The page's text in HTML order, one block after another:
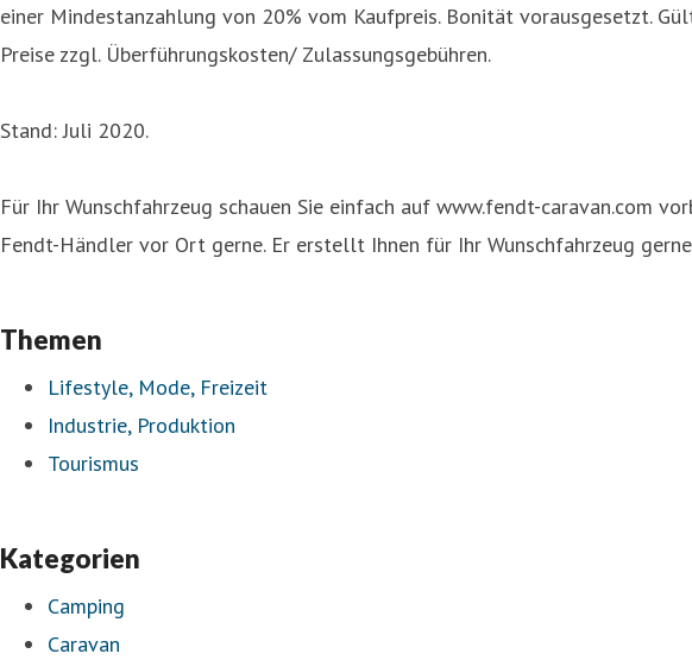
einer Mindestanzahlung von 20% vom Kaufpreis. Bonität vorausgesetzt.
Preise zzgl. Überführungskosten/ Zulassungsgebühren.
Stand: Juli 2020.
Für Ihr Wunschfahrzeug schauen Sie einfach auf www.fendt-caravan.com
Fendt-Händler vor Ort gerne. Er erstellt Ihnen für Ihr Wunschfahrzeug
Themen
Lifestyle, Mode, Freizeit
Industrie, Produktion
Tourismus
Kategorien
Camping
Caravan